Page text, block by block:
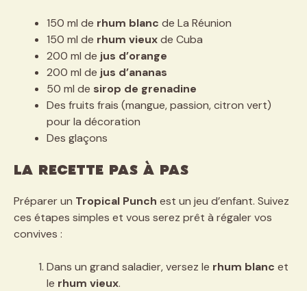
150 ml de rhum blanc de La Réunion
150 ml de rhum vieuxde Cuba
200 ml de jus d’orange
200 ml de jus d’ananas
50 ml de sirop de grenadine
Des fruits frais (mangue, passion, citron vert)
pour la décoration
Des glaçons
La recette pas à pas
Préparer un Tropical Punch est un jeu d’enfant. Suivez
ces étapes simples et vous serez prêt à régaler vos
convives :
Dans un grand saladier, versez le rhum blanc et
le rhum vieux.